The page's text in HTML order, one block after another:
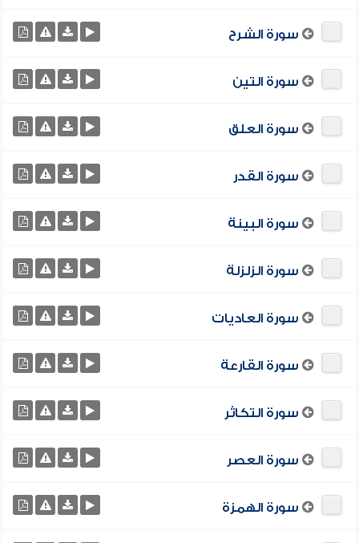
سورة الشرح
سورة التين
سورة العلق
سورة القدر
سورة البينة
سورة الزلزلة
سورة العاديات
سورة القارعة
سورة التكاثر
سورة العصر
سورة الهمزة